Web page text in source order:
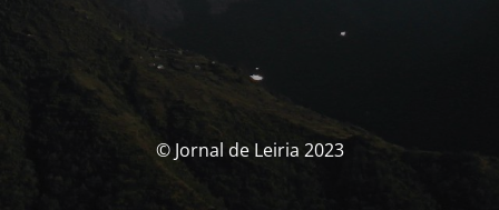
© Jornal de Leiria 2023